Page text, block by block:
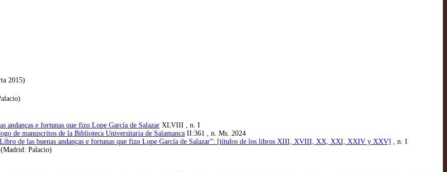
2015)
andanças e fortunas que fizo Lope García de Salazar XLVIII , n. I
de manuscritos de la Biblioteca Universitaria de Salamanca II:361 , n. Ms. 2024
de las buenas andanças e fortunas que fizo Lope García de Salazar”: [títulos de los libros XIII, XVIII, XX, XXI, XXIV y XXV] , n. I
(Madrid: Palacio)